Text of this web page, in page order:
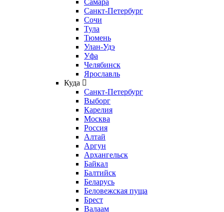
Самара
Санкт-Петербург
Сочи
Тула
Тюмень
Улан-Удэ
Уфа
Челябинск
Ярославль
Куда
Санкт-Петербург
Выборг
Карелия
Москва
Россия
Алтай
Аргун
Архангельск
Байкал
Балтийск
Беларусь
Беловежская пуща
Брест
Валаам